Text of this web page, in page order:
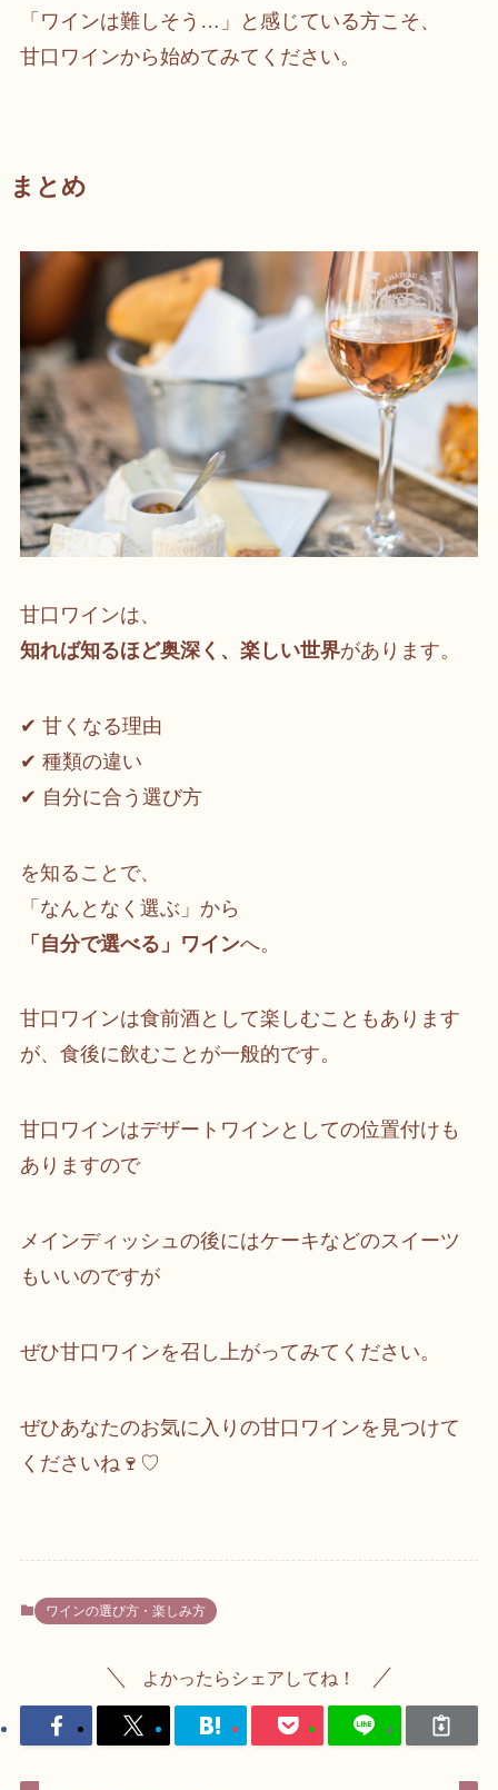
「ワインは難しそう…」と感じている方こそ、
甘口ワインから始めてみてください。
まとめ
甘口ワインは、
知れば知るほど奥深く、楽しい世界があります。
✔ 甘くなる理由
✔ 種類の違い
✔ 自分に合う選び方
を知ることで、
「なんとなく選ぶ」から
「自分で選べる」ワインへ。
甘口ワインは食前酒として楽しむこともあります
が、食後に飲むことが一般的です。
甘口ワインはデザートワインとしての位置付けも
ありますので
メインディッシュの後にはケーキなどのスイーツ
もいいのですが
ぜひ甘口ワインを召し上がってみてください。
ぜひあなたのお気に入りの甘口ワインを見つけて
くださいね🍷♡
ワインの選び方・楽しみ方
よかったらシェアしてね！